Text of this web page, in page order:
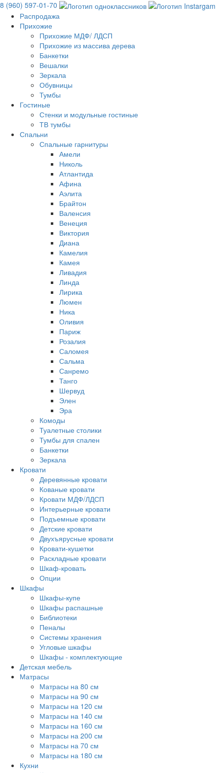
8 (960) 597-01-70
Распродажа
Прихожие
Прихожие МДФ/ ЛДСП
Прихожие из массива дерева
Банкетки
Вешалки
Зеркала
Обувницы
Тумбы
Гостиные
Стенки и модульные гостиные
ТВ тумбы
Спальни
Спальные гарнитуры
Амели
Николь
Атлантида
Афина
Аэлита
Брайтон
Валенсия
Венеция
Виктория
Диана
Камелия
Камея
Ливадия
Линда
Лирика
Люмен
Ника
Оливия
Париж
Розалия
Саломея
Сальма
Санремо
Танго
Шервуд
Элен
Эра
Комоды
Туалетные столики
Тумбы для спален
Банкетки
Зеркала
Кровати
Деревянные кровати
Кованые кровати
Кровати МДФ/ЛДСП
Интерьерные кровати
Подъемные кровати
Детские кровати
Двухъярусные кровати
Кровати-кушетки
Раскладные кровати
Шкаф-кровать
Опции
Шкафы
Шкафы-купе
Шкафы распашные
Библиотеки
Пеналы
Системы хранения
Угловые шкафы
Шкафы - комплектующие
Детская мебель
Матрасы
Матрасы на 80 см
Матрасы на 90 см
Матрасы на 120 см
Матрасы на 140 см
Матрасы на 160 см
Матрасы на 200 см
Матрасы на 70 см
Матрасы на 180 см
Кухни